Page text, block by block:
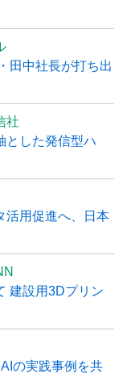
田中社長が打ち出
社
とした発信型ハ
活用促進へ、日本
建設用3Dプリン
の実践事例を共